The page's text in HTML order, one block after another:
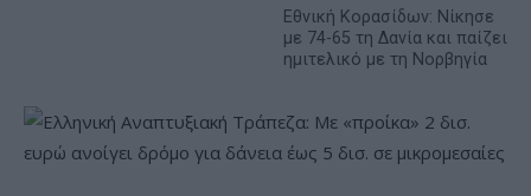
Εθνική Κορασίδων: Νίκησε
με 74-65 τη Δανία και παίζει
ημιτελικό με τη Νορβηγία